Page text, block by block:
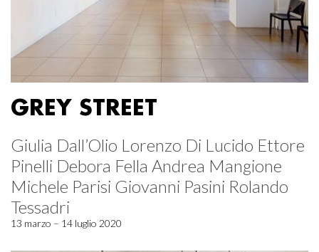
GREY STREET
Giulia Dall’Olio Lorenzo Di Lucido Ettore
Pinelli Debora Fella Andrea Mangione
Michele Parisi Giovanni Pasini Rolando
Tessadri
13 marzo – 14 luglio 2020